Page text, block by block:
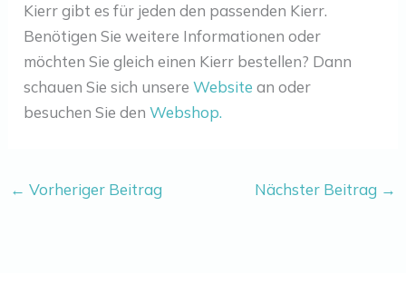
Kierr gibt es für jeden den passenden Kierr.
Benötigen Sie weitere Informationen oder
möchten Sie gleich einen Kierr bestellen? Dann
schauen Sie sich unsereWebsite an oder
besuchen Sie den Webshop.
← Vorheriger Beitrag Nächster Beitrag →